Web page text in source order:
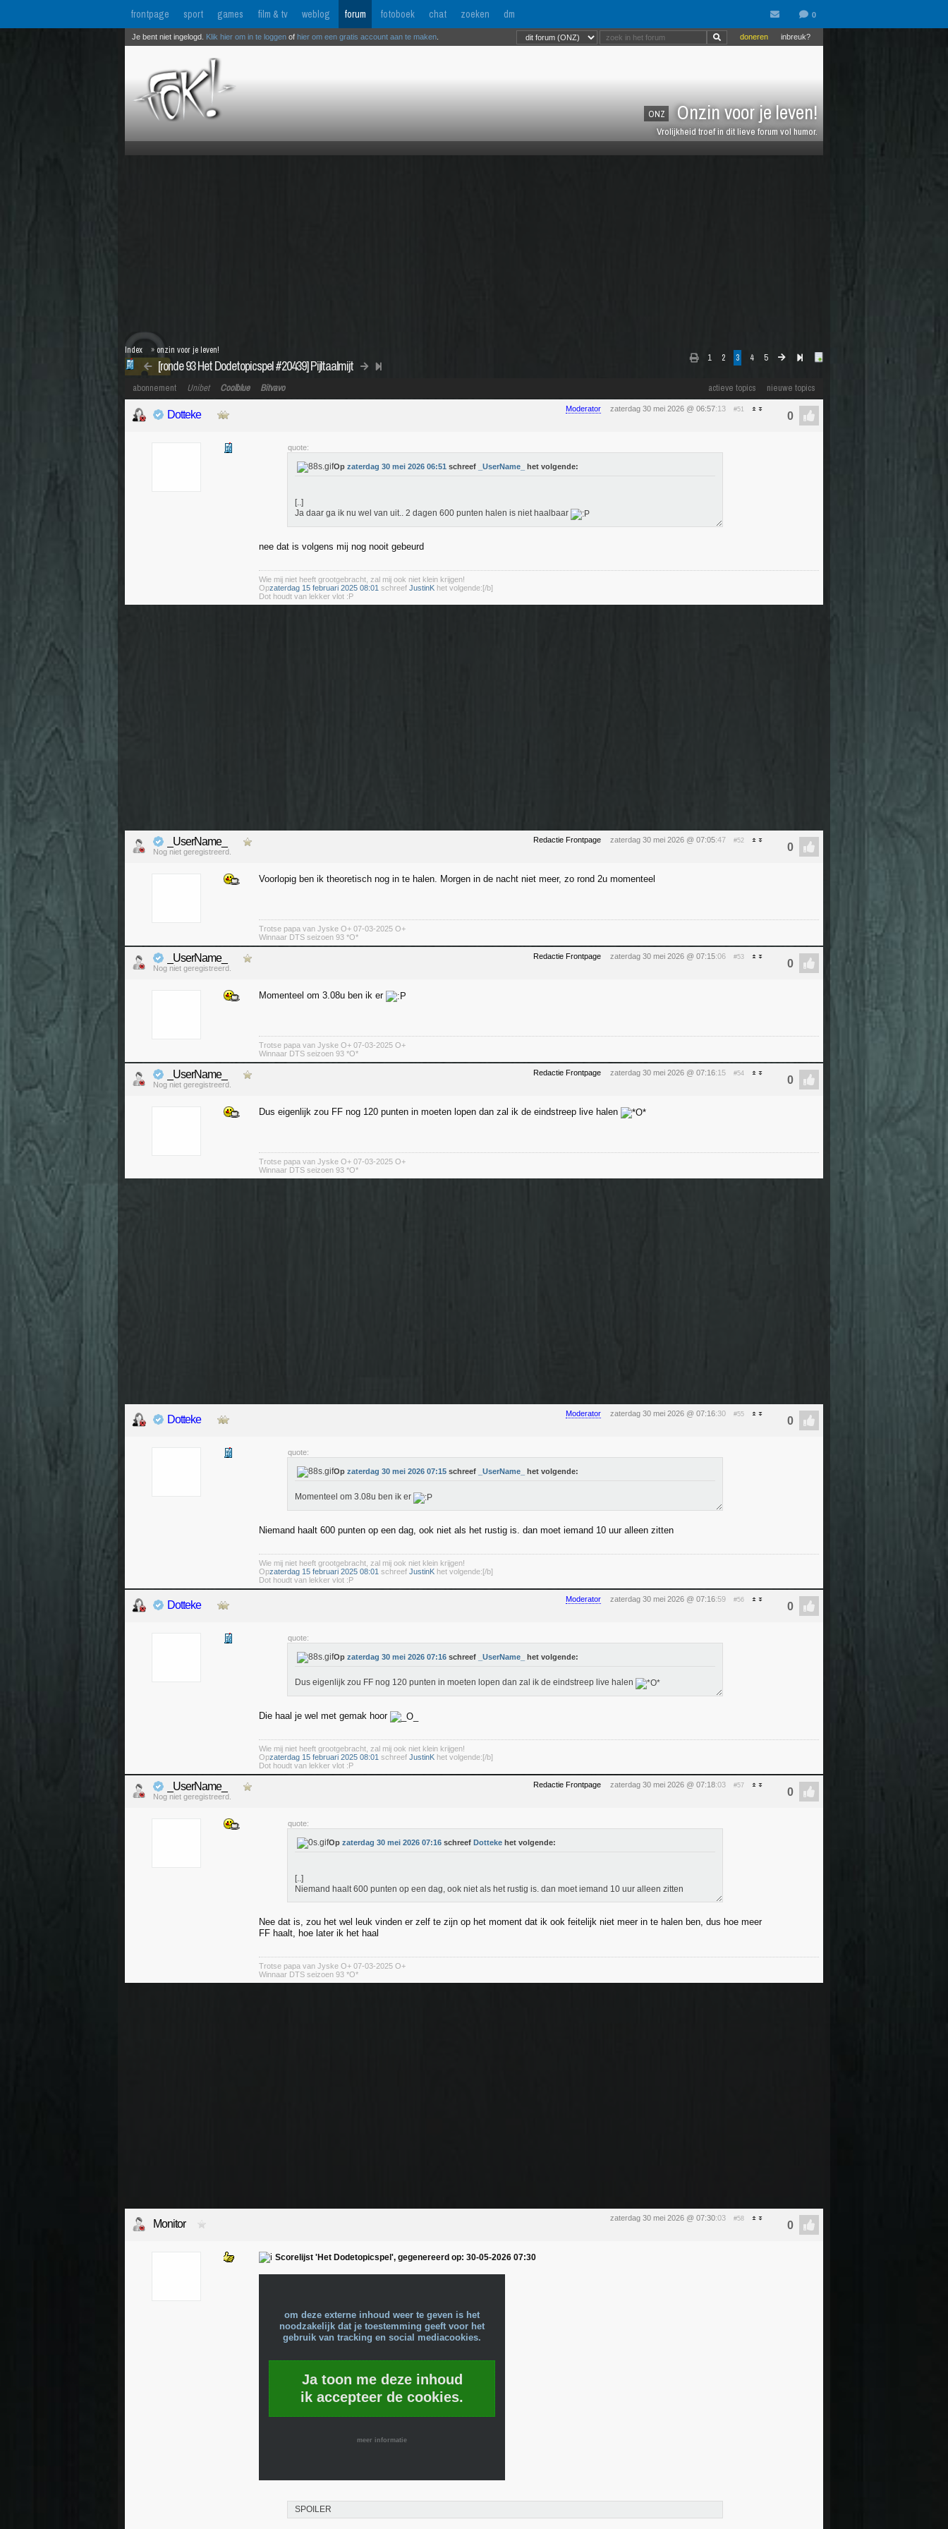
frontpage sport games film & tv weblog forum fotoboek chat zoeken dm
ONZ Onzin voor je leven!
Vrolijkheid troef in dit lieve forum vol humor.
inbreuk?
doneren
Je bent niet ingelogd. Klik hier om in te loggen of hier om een gratis account aan te maken
1 2 3 4 5
[ronde 93 Het Dodetopicspel #20439] Pijltaalmijt
Index » onzin voor je leven!
actieve topics nieuwe topics
abonnement Unibet Coolblue Bitvavo
Moderator zaterdag 30 mei 2026 @ 06:57:13 #51
Dotteke
quote:
Op zaterdag 30 mei 2026 06:51 schreef _UserName_ het volgende:
[..]
Ja daar ga ik nu wel van uit.. 2 dagen 600 punten halen is niet haalbaar
nee dat is volgens mij nog nooit gebeurd
Wie mij niet heeft grootgebracht, zal mij ook niet klein krijgen!
Opzaterdag 15 februari 2025 08:01 schreef JustinK het volgende:[/b]
Dot houdt van lekker vlot :P
Redactie Frontpage zaterdag 30 mei 2026 @ 07:05:47 #52
_UserName_
Nog niet geregistreerd.
Voorlopig ben ik theoretisch nog in te halen. Morgen in de nacht niet meer, zo rond 2u momenteel
Trotse papa van Jyske O+ 07-03-2025 O+
Winnaar DTS seizoen 93 *O*
Redactie Frontpage zaterdag 30 mei 2026 @ 07:15:06 #53
_UserName_
Nog niet geregistreerd.
Momenteel om 3.08u ben ik er
Trotse papa van Jyske O+ 07-03-2025 O+
Winnaar DTS seizoen 93 *O*
Redactie Frontpage zaterdag 30 mei 2026 @ 07:16:15 #54
_UserName_
Nog niet geregistreerd.
Dus eigenlijk zou FF nog 120 punten in moeten lopen dan zal ik de eindstreep live halen
Trotse papa van Jyske O+ 07-03-2025 O+
Winnaar DTS seizoen 93 *O*
Moderator zaterdag 30 mei 2026 @ 07:16:30 #55
Dotteke
quote:
Op zaterdag 30 mei 2026 07:15 schreef _UserName_ het volgende:
Momenteel om 3.08u ben ik er
Niemand haalt 600 punten op een dag, ook niet als het rustig is. dan moet iemand 10 uur alleen zitten
Wie mij niet heeft grootgebracht, zal mij ook niet klein krijgen!
Opzaterdag 15 februari 2025 08:01 schreef JustinK het volgende:[/b]
Dot houdt van lekker vlot :P
Moderator zaterdag 30 mei 2026 @ 07:16:59 #56
Dotteke
quote:
Op zaterdag 30 mei 2026 07:16 schreef _UserName_ het volgende:
Dus eigenlijk zou FF nog 120 punten in moeten lopen dan zal ik de eindstreep live halen
Die haal je wel met gemak hoor
Wie mij niet heeft grootgebracht, zal mij ook niet klein krijgen!
Opzaterdag 15 februari 2025 08:01 schreef JustinK het volgende:[/b]
Dot houdt van lekker vlot :P
Redactie Frontpage zaterdag 30 mei 2026 @ 07:18:03 #57
_UserName_
Nog niet geregistreerd.
quote:
Op zaterdag 30 mei 2026 07:16 schreef Dotteke het volgende:
[..]
Niemand haalt 600 punten op een dag, ook niet als het rustig is. dan moet iemand 10 uur alleen zitten
Nee dat is, zou het wel leuk vinden er zelf te zijn op het moment dat ik ook feitelijk niet meer in te halen ben, dus hoe meer
FF haalt, hoe later ik het haal
Trotse papa van Jyske O+ 07-03-2025 O+
Winnaar DTS seizoen 93 *O*
zaterdag 30 mei 2026 @ 07:30:03 #58
Monitor
Scorelijst 'Het Dodetopicspel', gegenereerd op: 30-05-2026 07:30
om deze externe inhoud weer te geven is het
noodzakelijk dat je toestemming geeft voor het
gebruik van tracking en social mediacookies.
Ja toon me deze inhoud
ik accepteer de cookies.
meer informatie
SPOILER